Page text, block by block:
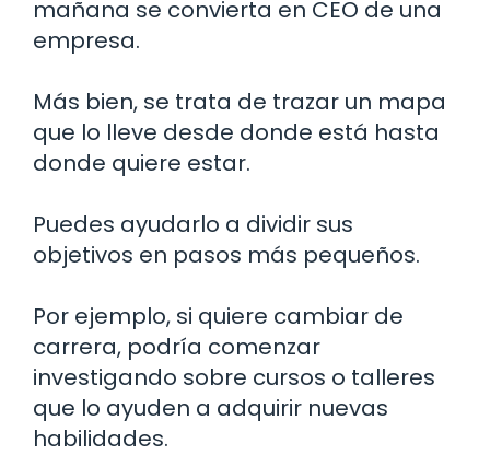
mañana se convierta en CEO de una
empresa.
Más bien, se trata de trazar un mapa
que lo lleve desde donde está hasta
donde quiere estar.
Puedes ayudarlo a dividir sus
objetivos en pasos más pequeños.
Por ejemplo, si quiere cambiar de
carrera, podría comenzar
investigando sobre cursos o talleres
que lo ayuden a adquirir nuevas
habilidades.